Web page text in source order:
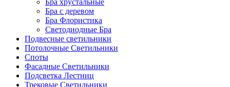
Бра хрустальные
Бра с деревом
Бра Флористика
Светодиодные Бра
Подвесные светильники
Потолочные Светильники
Споты
Фасадные Светильники
Подсветка Лестниц
Трековые Светильники